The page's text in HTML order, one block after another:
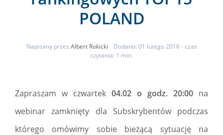
POLAND
Napisany przez Albert Rokicki Dodano: 01 lutego 2016 - czas
czytania: 1 min.
Zapraszam w czwartek 04.02 o godz. 20:00 na
webinar zamknięty dla Subskrybentów podczas
którego omówimy sobie bieżącą sytuację na